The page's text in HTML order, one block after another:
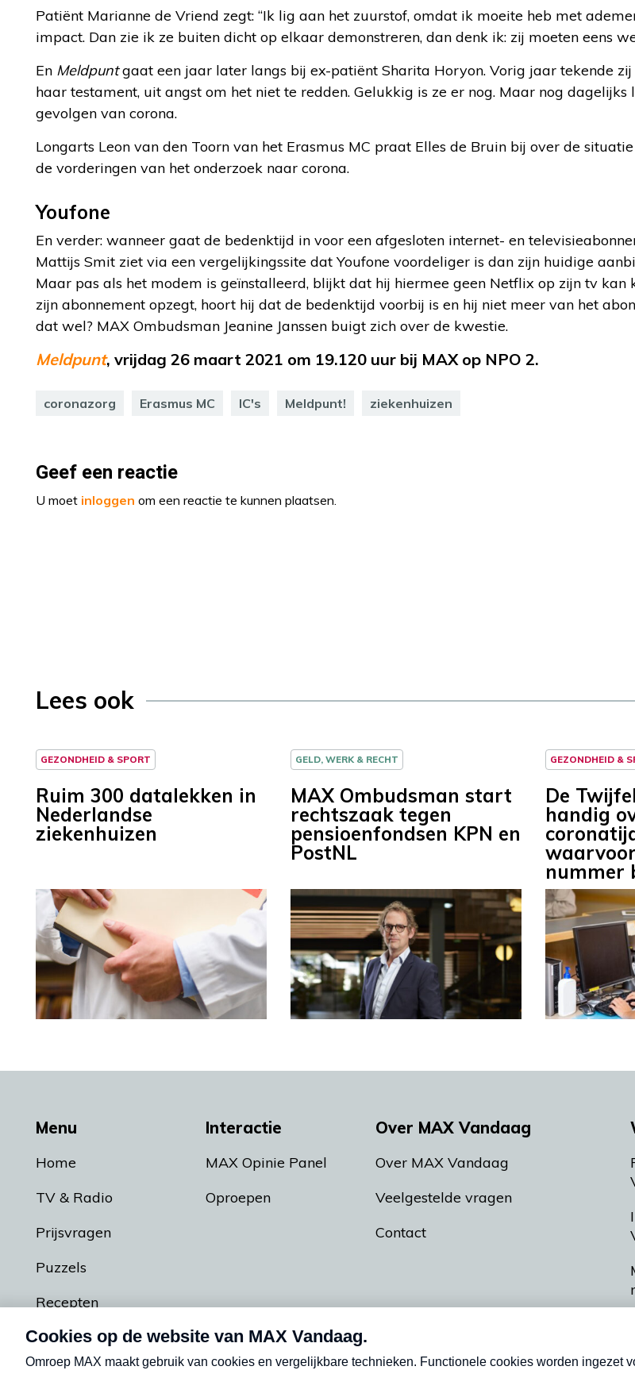
Patiënt Marianne de Vriend zegt: “Ik lig aan het zuurstof, omdat ik moeite heb met
impact. Dan zie ik ze buiten dicht op elkaar demonstreren, dan denk ik: zij moeten eens
En Meldpuntgaat een jaar later langs bij ex-patiënt Sharita Horyon. Vorig jaar tekende
haar testament, uit angst om het niet te redden. Gelukkig is ze er nog. Maar nog dagelijks
gevolgen van corona.
Longarts Leon van den Toorn van het Erasmus MC praat Elles de Bruin bij over de
de vorderingen van het onderzoek naar corona.
Youfone
En verder: wanneer gaat de bedenktijd in voor een afgesloten internet- en
Mattijs Smit ziet via een vergelijkingssite dat Youfone voordeliger is dan zijn huidige
Maar pas als het modem is geïnstalleerd, blijkt dat hij hiermee geen Netflix op zijn tv kan
zijn abonnement opzegt, hoort hij dat de bedenktijd voorbij is en hij niet meer van het
dat wel? MAX Ombudsman Jeanine Janssen buigt zich over de kwestie.
Meldpunt, vrijdag 26 maart 2021 om 19.120 uur bij MAX op NPO 2.
coronazorg Erasmus MC IC's Meldpunt! ziekenhuizen
Geef een reactie
U moet inloggen om een reactie te kunnen plaatsen.
Lees ook
GEZONDHEID & SPORT
Ruim 300 datalekken in
Nederlandse
ziekenhuizen
GELD, WERK & RECHT
MAX Ombudsman start
rechtszaak tegen
pensioenfondsen KPN en
PostNL
GEZONDHEID &
De
handig
nummer
Menu
Home
TV & Radio
Prijsvragen
Puzzels
Recepten
Podcasts
Interactie
MAX Opinie Panel
Oproepen
Over MAX Vandaag
Over MAX Vandaag
Veelgestelde vragen
Contact